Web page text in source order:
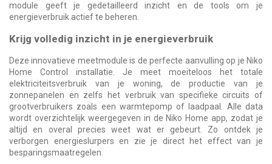
module geeft je gedetailleerd inzicht en de tools om je
energieverbruik actief te beheren.
Krijg volledig inzicht in je energieverbruik
Deze innovatieve meetmodule is de perfecte aanvulling op je Niko
Home Control installatie. Je meet moeiteloos het totale
elektriciteitsverbruik van je woning, de productie van je
zonnepanelen en zelfs het verbruik van specifieke circuits of
grootverbruikers zoals een warmtepomp of laadpaal. Alle data
wordt overzichtelijk weergegeven in de Niko Home app, zodat je
altijd en overal precies weet wat er gebeurt. Zo ontdek je
verborgen energieslurpers en zie je direct het effect van je
besparingsmaatregelen.